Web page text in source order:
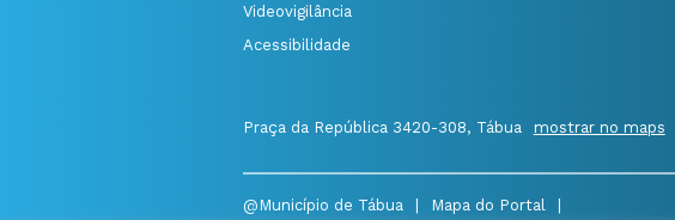
Videovigilância
Acessibilidade
Praça da República 3420-308, Tábua mostrar no maps
@Município de Tábua Mapa do Portal